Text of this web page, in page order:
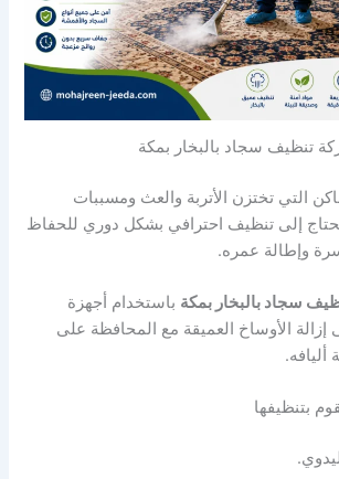
تنظيف سجاد بالبخار بمكة
التي تختزن الأتربة والعث ومسببات
إلى تنظيف احترافي بشكل دوري للحفاظ
وإطالة عمره.
سجاد بالبخار بمكة باستخدام أجهزة
الأوساخ العميقة مع المحافظة على
أليافه.
بتنظيفها